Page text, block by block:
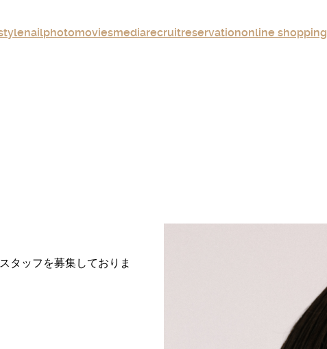
nailphotomoviesmediarecruitreservationonline shopping
タッフを募集しておりま